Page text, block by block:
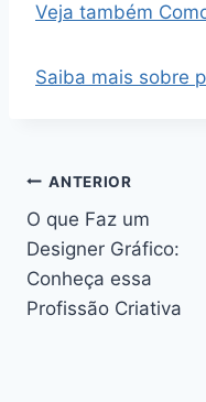
Veja também
Saiba mais sobre
Navegação
de
Post
ANTERIOR
O que Faz um
Designer Gráfico:
Conheça essa
Profissão Criativa